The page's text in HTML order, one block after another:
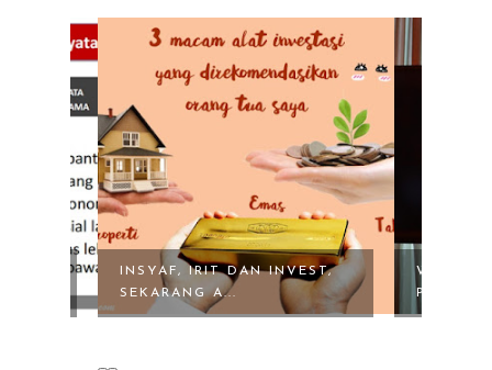
WAKAF MUDAH DENGAN
PROGRAM WAKAF PR...